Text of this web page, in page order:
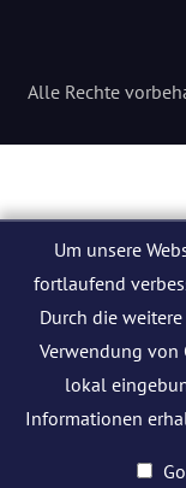
Alle Rechte
Um unsere
fortlaufend
Durch die
Verwendung von
lokal
Informationen